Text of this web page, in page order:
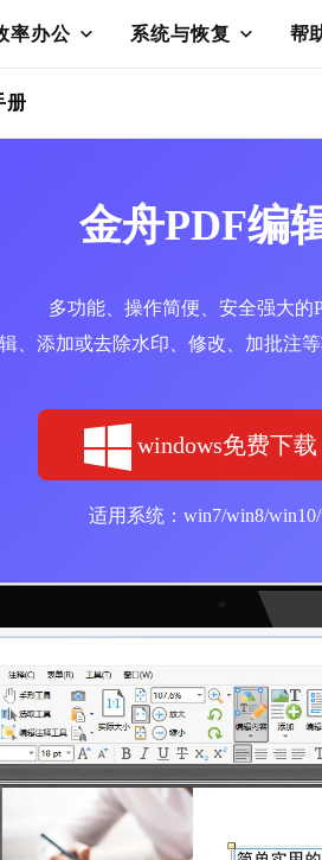
率办公 系统与恢复 帮
册
金舟PDF编
多功能、操作简便、安全强大的
、添加或去除水印、修改、加批注
windows免费下载
适用系统：win7/win8/win10/